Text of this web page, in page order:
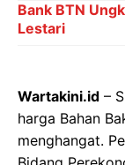
Bank BTN
Lestari
Wartakini.id –
harga Bahan
menghangat.